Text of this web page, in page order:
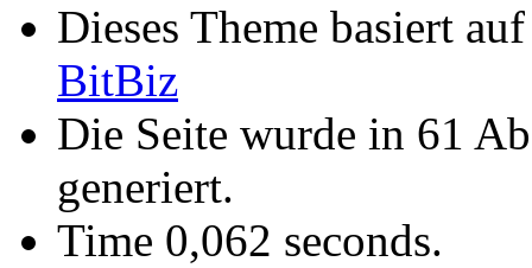
Dieses Theme basiert
BitBiz
Die Seite wurde in 61
generiert.
Time 0,062 seconds.